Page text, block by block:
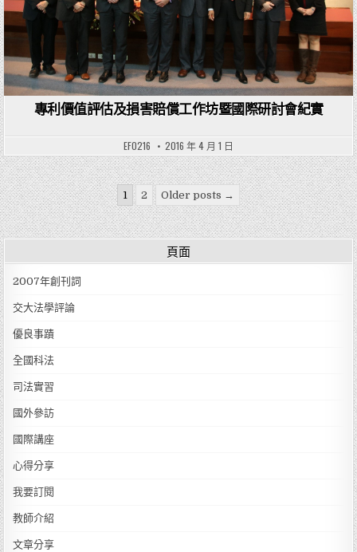
專利價值評估及損害賠償工作坊暨國際研討會紀實
EF0216 2016 年 4 月 1 日
文章分頁 1 2 Older posts →
頁面
2007年創刊詞
交大法學評論
優良事蹟
全國科法
司法實習
國外參訪
國際講座
心得分享
我要訂閱
教師介紹
文章分享